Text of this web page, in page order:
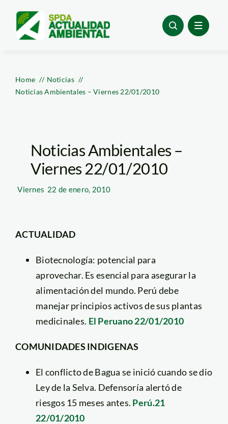
content
Home
Noticias
Noticias Ambientales – Viernes 22/01/2010
Noticias Ambientales –
Viernes 22/01/2010
Viernes 22 de enero, 2010
ACTUALIDAD
Biotecnología: potencial para
aprovechar. Es esencial para asegurar la
alimentación del mundo. Perú debe
manejar principios activos de sus plantas
medicinales. El Peruano 22/01/2010
COMUNIDADES INDIGENAS
El conflicto de Bagua se inició cuando se dio
Ley de la Selva. Defensoría alertó de
riesgos 15 meses antes. Perú.21
22/01/2010